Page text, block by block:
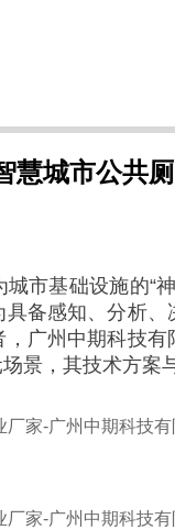
慧城市公共
市基础设施的“
备感知、分析
广州中期科技
景，其技术方案